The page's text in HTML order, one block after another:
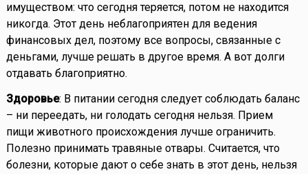
имуществом: что сегодня теряется, потом не находится
никогда. Этот день неблагоприятен для ведения
финансовых дел, поэтому все вопросы, связанные с
деньгами, лучше решать в другое время. А вот долги
отдавать благоприятно.
Здоровье: В питании сегодня следует соблюдать баланс
– ни переедать, ни голодать сегодня нельзя. Прием
пищи животного происхождения лучше ограничить.
Полезно принимать травяные отвары. Считается, что
болезни, которые дают о себе знать в этот день, нельзя